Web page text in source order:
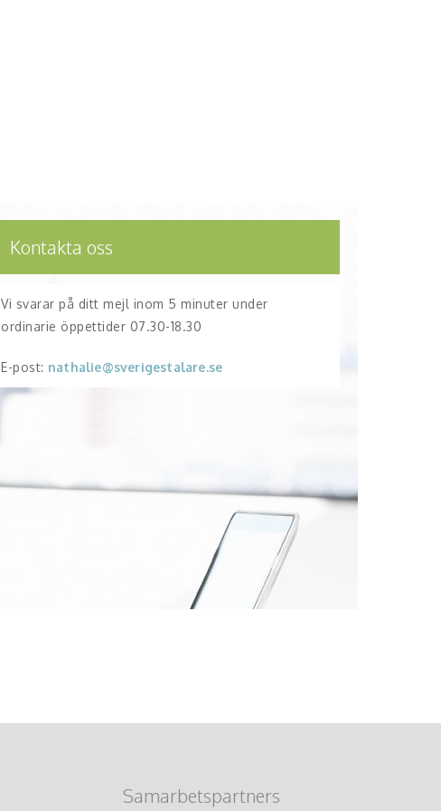
Kontakta oss
Vi svarar på ditt mejl inom 5 minuter under
ordinarie öppettider 07.30-18.30
E-post: nathalie@sverigestalare.se
Samarbetspartners